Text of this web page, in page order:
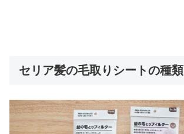
セリア髪の毛取りシートの種類